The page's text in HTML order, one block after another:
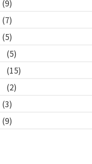
(9)
(7)
(5)
(5)
(15)
(2)
(3)
(9)